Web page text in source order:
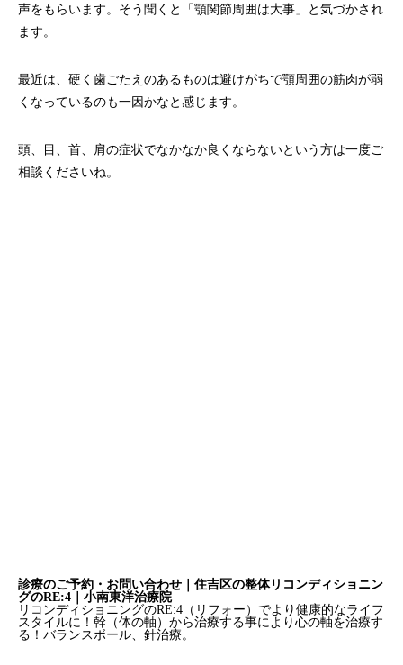
声をもらいます。そう聞くと「顎関節周囲は大事」と気づかされ
ます。
最近は、硬く歯ごたえのあるものは避けがちで顎周囲の筋肉が弱
くなっているのも一因かなと感じます。
頭、目、首、肩の症状でなかなか良くならないという方は一度ご
相談くださいね。
診療のご予約・お問い合わせ｜住吉区の整体リコンディショニン
グのRE:4｜小南東洋治療院
リコンディショニングのRE:4（リフォー）でより健康的なライフ
スタイルに！幹（体の軸）から治療する事により心の軸を治療す
る！バランスボール、針治療。